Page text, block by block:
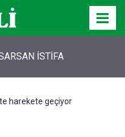
İSTİFA
harekete geçiyor